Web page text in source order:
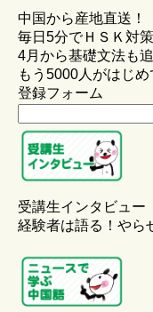
中国から産地直送！
毎日5分でＨＳＫ対策
4月から基礎文法も追
もう5000人がはじめ
登録フォーム
受講生インタビュー
経験者は語る！やら